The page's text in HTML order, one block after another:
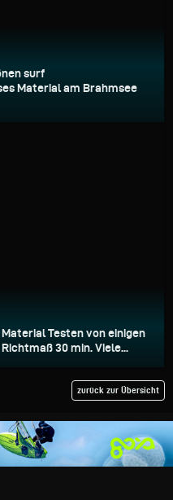
surf
Material am Brahmsee
Testen von einigen
30 min. Viele...
zurück zur Übersicht